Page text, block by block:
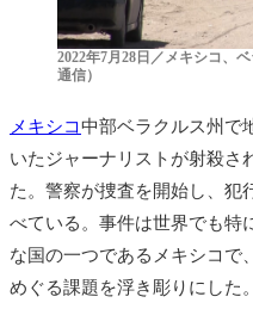
2022年7月28日／メキシコ、
通信）
メキシコ中部ベラクルス州で
いたジャーナリストが射殺さ
た。警察が捜査を開始し、犯
べている。事件は世界でも特
な国の一つであるメキシコで
めぐる課題を浮き彫りにした。